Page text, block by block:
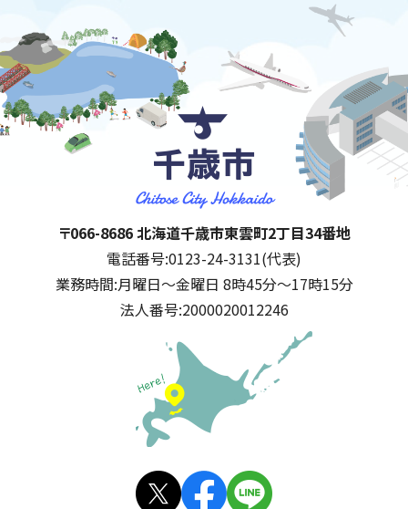
千歳市
住所:
〒066-8686 北海道千歳市東雲町2丁目34番地
電話番号:0123-24-3131(代表)
業務時間:月曜日～金曜日 8時45分～17時15分
法人番号:2000020012246
公式SNS